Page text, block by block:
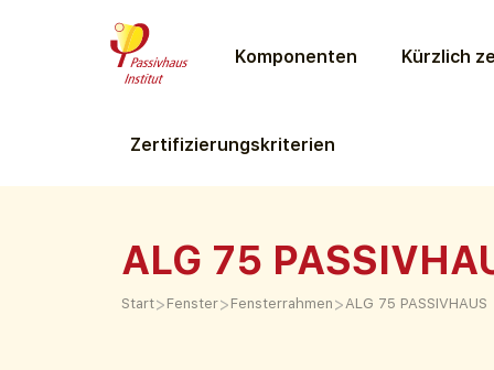
Komponenten Kürzlich
Zertifizierungs­kriterien
ALG 75
Start> Fenster> Fensterrahmen >ALG 75 PASSIVHAUS